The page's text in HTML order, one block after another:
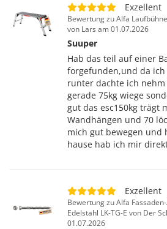
Exzellent
Bewertung zu Alfa
von Lars am 01.07.2026
Suuper
Hab das teil auf einer
forgefunden,und da ich
runter dachte ich
gerade 75kg wiege
gut das esc150kg trägt
Wandhängen und 70
mich gut bewegen und
hause hab ich mir
Exzellent
Bewertung zu Alfa
Edelstahl LK-TG-E von Der
01.07.2026